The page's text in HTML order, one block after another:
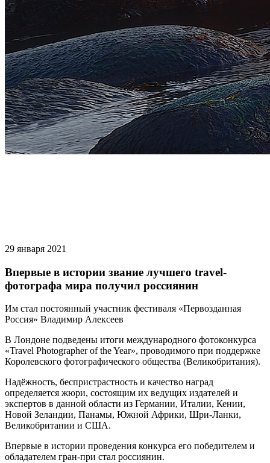
29 января 2021
Впервые в истории звание лучшего travel-
фотографа мира получил россиянин
Им стал постоянный участник фестиваля «Первозданная
Россия» Владимир Алексеев
В Лондоне подведены итоги международного фотоконкурса
«Travel Photographer of the Year», проводимого при поддержке
Королевского фотографического общества (Великобритания).
Надёжность, беспристрастность и качество наград
определяется жюри, состоящим их ведущих издателей и
экспертов в данной области из Германии, Италии, Кении,
Новой Зеландии, Панамы, Южной Африки, Шри-Ланки,
Великобритании и США.
Впервые в истории проведения конкурса его победителем и
обладателем гран-при стал россиянин.